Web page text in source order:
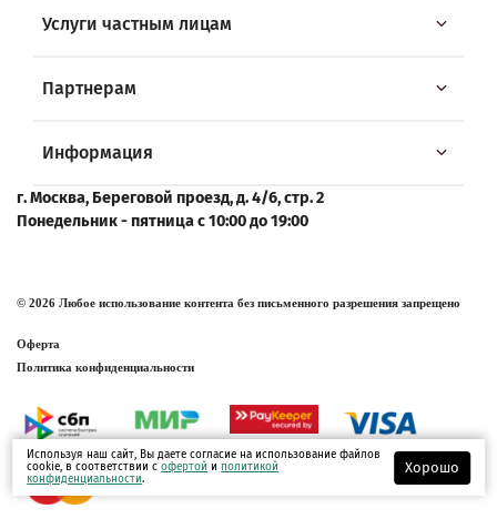
Услуги частным лицам
Партнерам
Информация
г. Москва, Береговой проезд, д. 4/6, стр. 2
Понедельник - пятница с 10:00 до 19:00
© 2026 Любое использование контента без письменного разрешения запрещено
Оферта
Политика конфиденциальности
Используя наш сайт, Вы даете согласие на использование файлов
cookie, в соответствии софертой и политикой
конфиденциальности.
Хорошо